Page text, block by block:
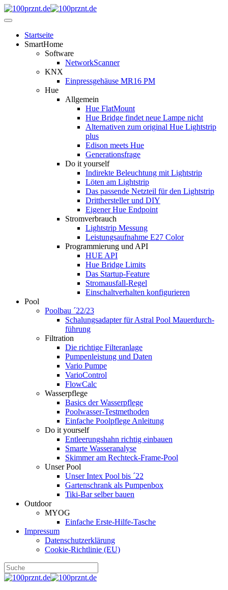
Startseite
SmartHome
Software
NetworkScanner
KNX
Einpressgehäuse MR16 PM
Hue
Allgemein
Hue FlatMount
Hue Bridge findet neue Lampe nicht
Alternativen zum original Hue Lightstrip
plus
Edison meets Hue
Generationsfrage
Do it yourself
Indirekte Beleuchtung mit Lightstrip
Löten am Lightstrip
Das passende Netzteil für den Lightstrip
Dritthersteller und DIY
Eigener Hue Endpoint
Stromverbrauch
Lightstrip Messung
Leistungsaufnahme E27 Color
Programmierung und API
HUE API
Hue Bridge Limits
Das Startup-Feature
Stromausfall-Regel
Einschaltverhalten konfigurieren
Pool
Poolbau ´22/23
Schalungs­adapter für Astral Pool Mauer­durch­
führung
Filtration
Die richtige Filter­anlage
Pumpenleistung und Daten
Vario Pumpe
Vario­Control
FlowCalc
Wasserpflege
Basics der Wasserpflege
Poolwasser-Testmethoden
Einfache Poolpflege Anleitung
Do it yourself
Ent­leerungs­hahn richtig einbauen
Smarte Wasseranalyse
Skimmer am Rechteck-Frame-Pool
Unser Pool
Unser Intex Pool bis ´22
Gartenschrank als Pumpenbox
Tiki-Bar selber bauen
Outdoor
MYOG
Einfache Erste-Hilfe-Tasche
Impressum
Datenschutzerklärung
Cookie-Richtlinie (EU)